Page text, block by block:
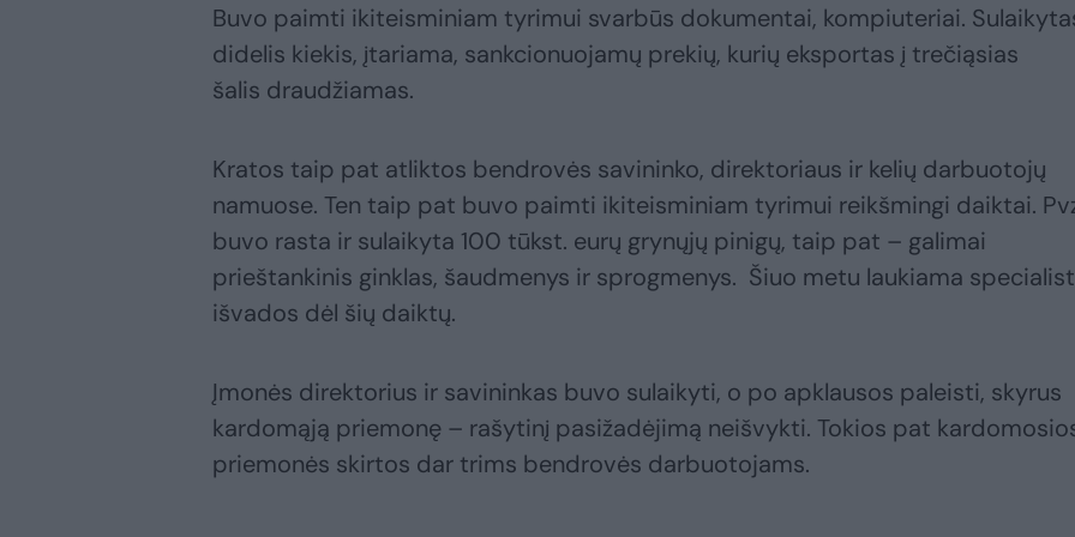
Buvo paimti ikiteisminiam tyrimui svarbūs dokumentai, kompiuteriai.
didelis kiekis, įtariama, sankcionuojamų prekių, kurių eksportas į trečiąsias
šalis draudžiamas.
Kratos taip pat atliktos bendrovės savininko, direktoriaus ir kelių darbuotojų
namuose. Ten taip pat buvo paimti ikiteisminiam tyrimui reikšmingi daiktai.
buvo rasta ir sulaikyta 100 tūkst. eurų grynųjų pinigų, taip pat – galimai
prieštankinis ginklas, šaudmenys ir sprogmenys. Šiuo metu laukiama
išvados dėl šių daiktų.
Įmonės direktorius ir savininkas buvo sulaikyti, o po apklausos paleisti, skyrus
kardomąją priemonę – rašytinį pasižadėjimą neišvykti. Tokios pat
priemonės skirtos dar trims bendrovės darbuotojams.